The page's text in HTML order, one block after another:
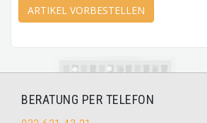
ARTIKEL VORBESTELLEN
BERATUNG PER TELEFON